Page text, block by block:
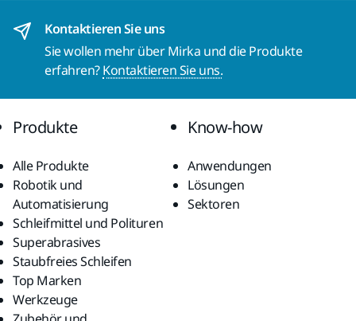
Kontaktieren Sie uns
Sie wollen mehr über Mirka und die Produkte
erfahren?Kontaktieren Sie uns.
Produkte
Alle Produkte
Robotik und
Automatisierung
Schleifmittel und Polituren
Superabrasives
Staubfreies Schleifen
Top Marken
Werkzeuge
Know-how
Anwendungen
Lösungen
Sektoren